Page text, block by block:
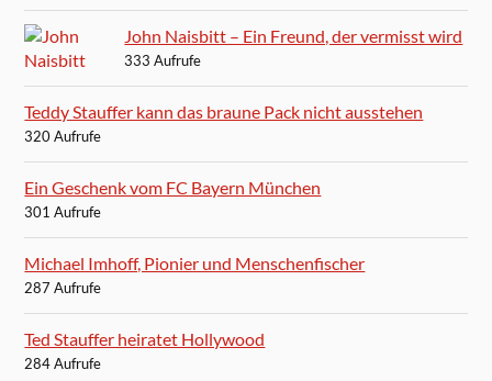
John Naisbitt – Ein Freund, der vermisst wird
333 Aufrufe
Teddy Stauffer kann das braune Pack nicht ausstehen
320 Aufrufe
Ein Geschenk vom FC Bayern München
301 Aufrufe
Michael Imhoff, Pionier und Menschenfischer
287 Aufrufe
Ted Stauffer heiratet Hollywood
284 Aufrufe